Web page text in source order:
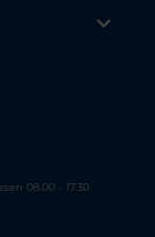
08.00 - 17.30